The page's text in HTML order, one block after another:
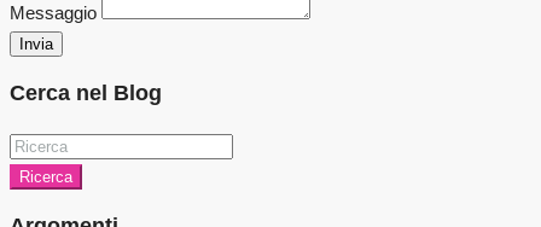
Messaggio
Invia
Cerca nel Blog
Ricerca